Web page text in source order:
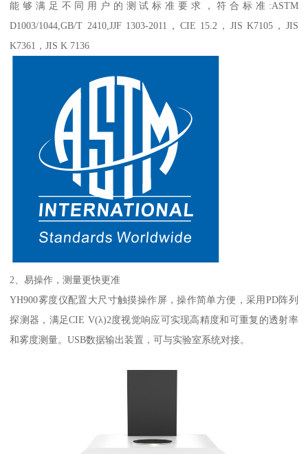
能够满足不同用户的测试标准要求，符合标准 :ASTM
D1003/1044,GB/T 2410,JJF 1303-2011 ， CIE 15.2 ， JIS K7105 ， JIS
K7361 ，JIS K 7136
2、易操作，测量更快更准
YH900雾度仪配置大尺寸触摸操作屏，操作简单方便，采用 PD阵列
探测器，满足CIE V(λ)2度视觉响应可实现高精度和可重复的透射率
和雾度测量。USB数据输出装置，可与实验室系统对接。